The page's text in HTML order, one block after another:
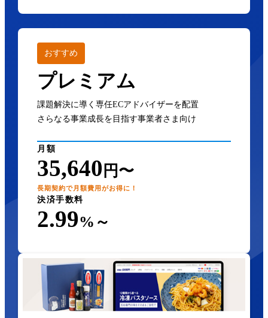
おすすめ
プレミアム
課題解決に導く専任ECアドバイザーを配置
さらなる事業成長を目指す事業者さま向け
月額
35,640 円〜
長期契約で月額費用がお得に！
決済手数料
2.99%～